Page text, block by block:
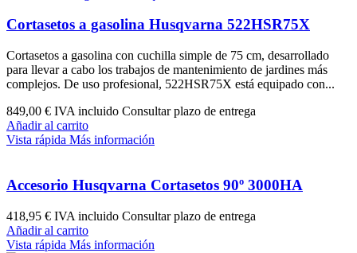
Cortasetos a gasolina Husqvarna 522HSR75X
Cortasetos a gasolina con cuchilla simple de 75 cm, desarrollado
para llevar a cabo los trabajos de mantenimiento de jardines más
complejos. De uso profesional, 522HSR75X está equipado con...
849,00 € IVA incluido Consultar plazo de entrega
Añadir al carrito
Vista rápida Más información
Accesorio Husqvarna Cortasetos 90º 3000HA
418,95 € IVA incluido Consultar plazo de entrega
Añadir al carrito
Vista rápida Más información